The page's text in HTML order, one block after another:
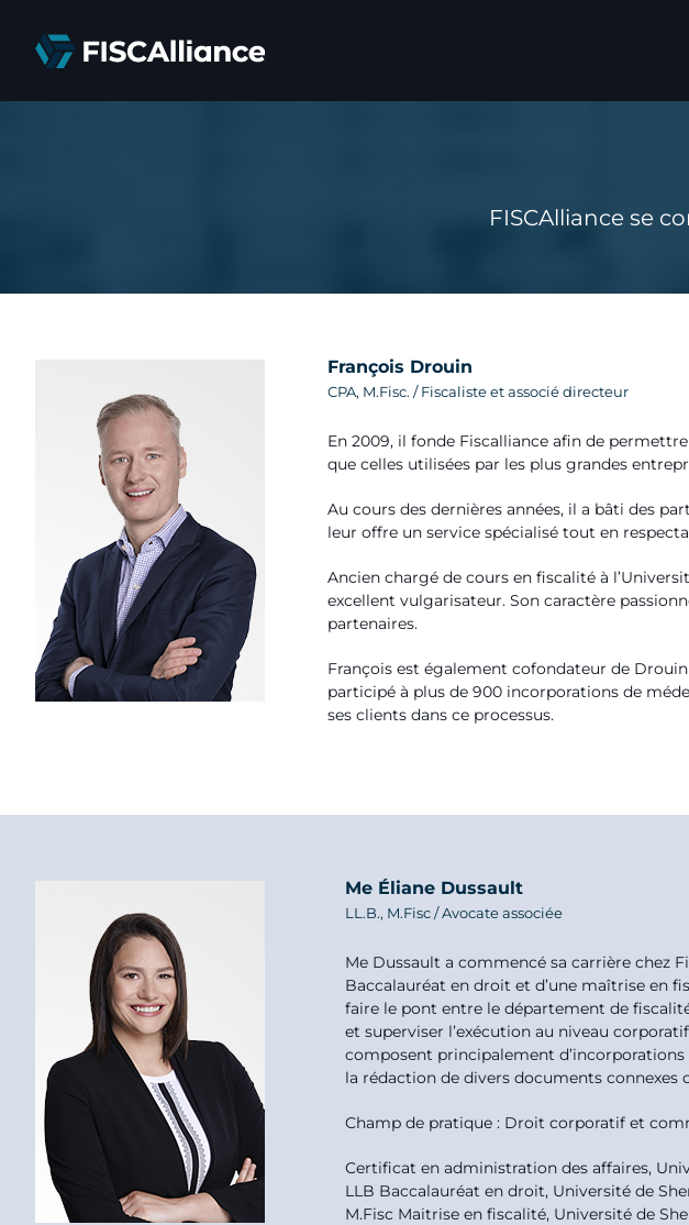
contenu
FISCAlliance se
François Drouin
CPA, M.Fisc. / Fiscaliste et associé directeur
En 2009, il fonde Fiscalliance afin de
que celles utilisées par les plus grandes
Au cours des dernières années, il a bâti des
leur offre un service spécialisé tout en
Ancien chargé de cours en fiscalité à
excellent vulgarisateur. Son caractère
partenaires.
François est également cofondateur de
participé à plus de 900 incorporations de
ses clients dans ce processus.
Me Éliane Dussault
LL.B., M.Fisc / Avocate associée
Me Dussault a commencé sa carrière chez
Baccalauréat en droit et d’une maîtrise en
faire le pont entre le département de
et superviser l’exécution au niveau
composent principalement
la rédaction de divers documents
Champ de pratique : Droit corporatif et
Certificat en administration des affaires,
LLB Baccalauréat en droit, Université de
M.Fisc Maitrise en fiscalité, Université de